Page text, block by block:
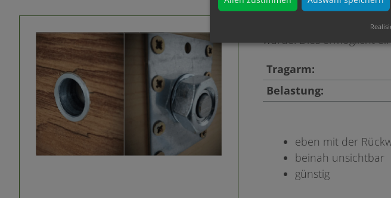
wurde. Dies ermöglicht
Tragarm:
Belastung:
eben mit der
beinah unsichtbar
günstig